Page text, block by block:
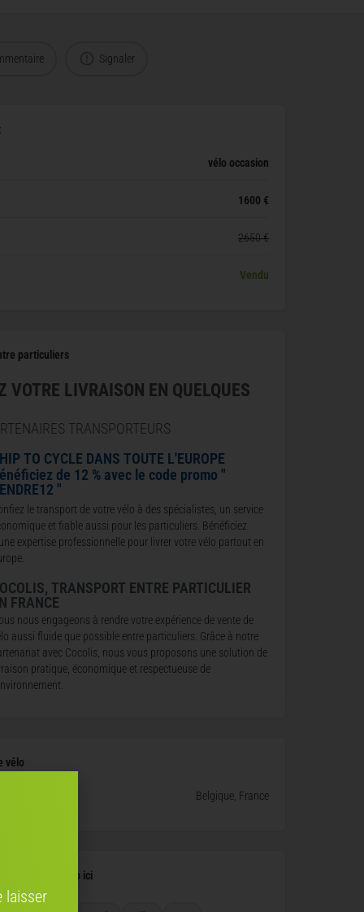
Signaler
vélo occasion
1600 €
2650 €
Vendu
particuliers
VOTRE LIVRAISON EN QUELQUES
TRANSPORTEURS
TO CYCLE DANS TOUTE L'EUROPE
de 12 % avec le code promo "
"
le transport de votre vélo à des spécialistes, un service
et fiable aussi pour les particuliers. Bénéficiez
expertise professionnelle pour livrer votre vélo partout en
TRANSPORT ENTRE PARTICULIER
FRANCE
nous engageons à rendre votre expérience de vente de
aussi fluide que possible entre particuliers. Grâce à notre
avec Cocolis, nous vous proposons une solution de
pratique, économique et respectueuse de
vélo
Belgique, France
de votre vélo ici
laisser